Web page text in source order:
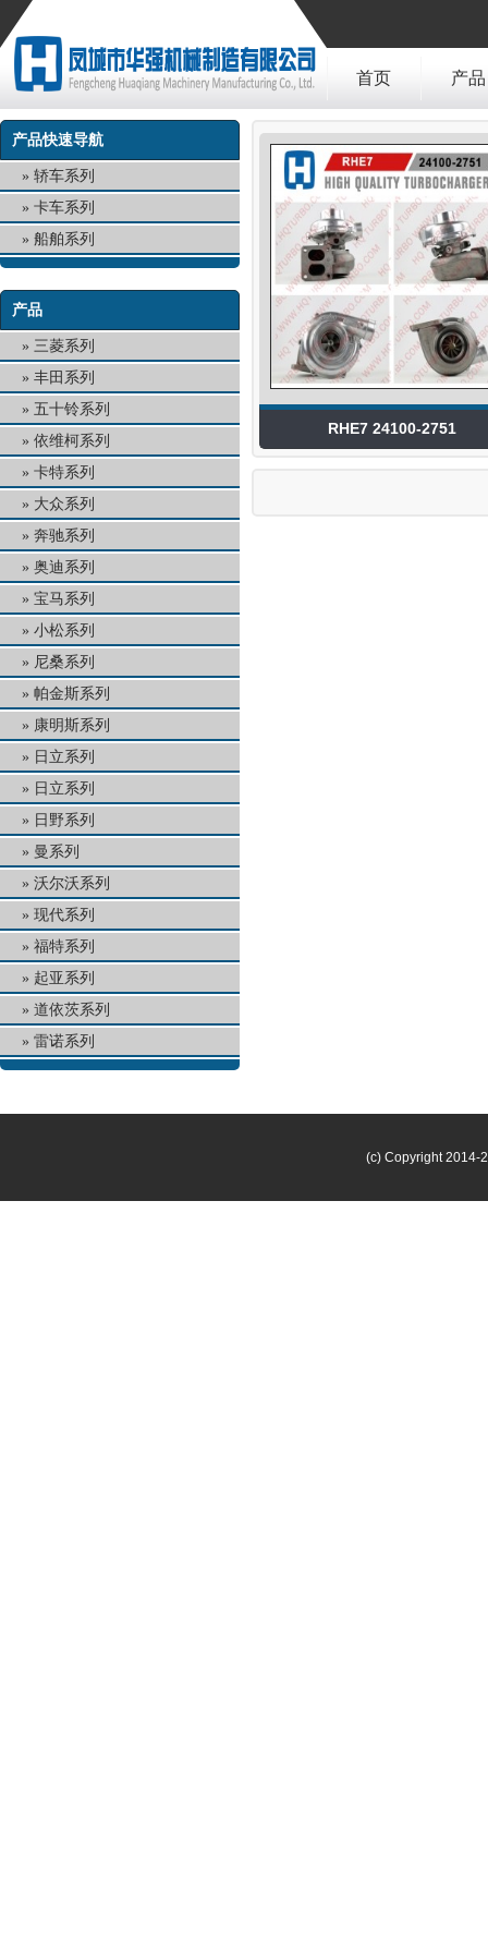
首页 产品
产品快速导航
轿车系列
卡车系列
船舶系列
产品
三菱系列
丰田系列
五十铃系列
依维柯系列
卡特系列
大众系列
奔驰系列
奥迪系列
宝马系列
小松系列
尼桑系列
帕金斯系列
康明斯系列
日立系列
日立系列
日野系列
曼系列
沃尔沃系列
现代系列
福特系列
起亚系列
道依茨系列
雷诺系列
RHE7 24100-2751
(c) Copyright 2014-